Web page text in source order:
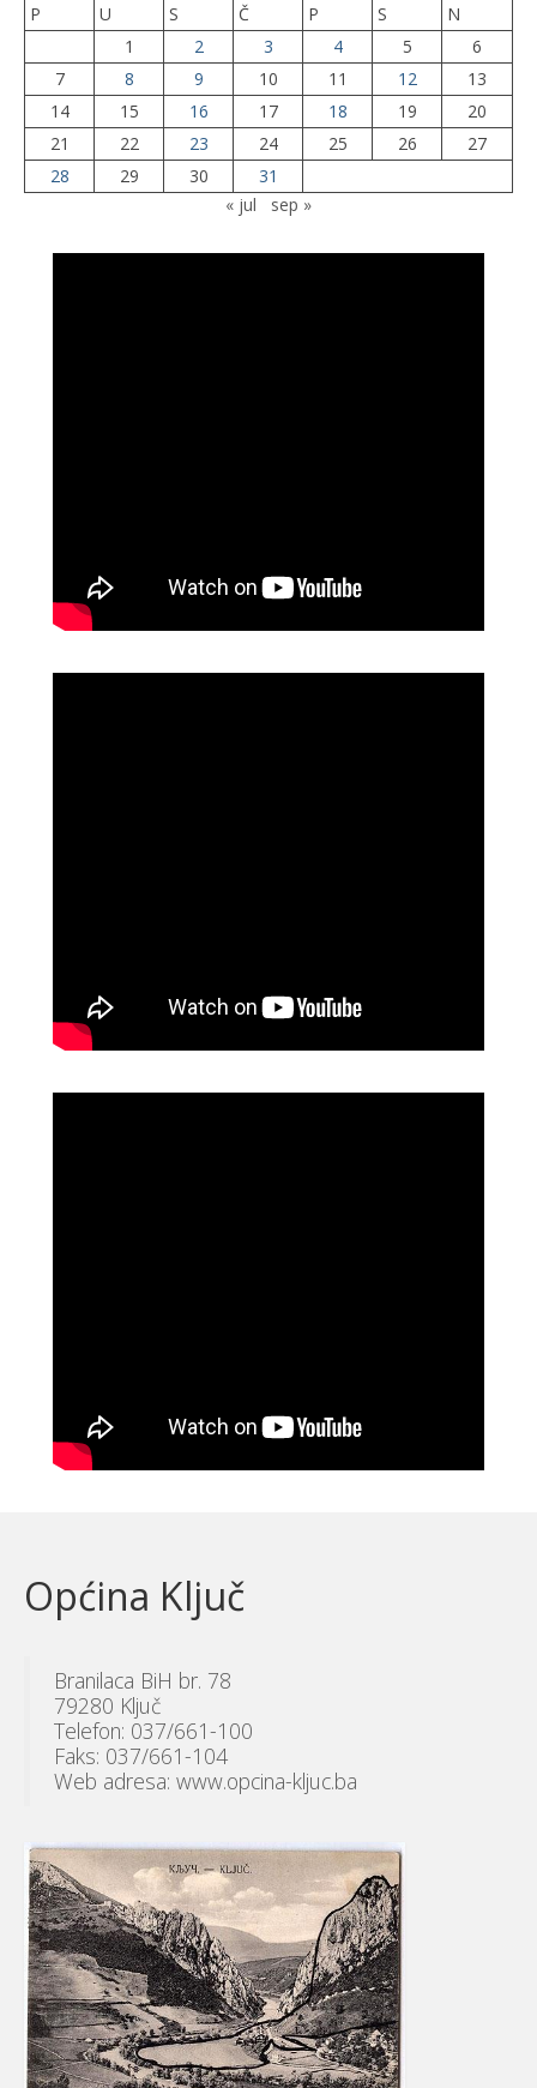
P
U S Č P S
N
1
2 3 4 5
6
7
8 9 10 11 12
13
14
15 16 17 18 19
20
21
22 23 24 25 26
27
28
29 30
31
« jul
sep »
Općina Ključ
Branilaca BiH br. 78
79280 Ključ
Telefon: 037/661-100
Faks: 037/661-104
Web adresa: www.opcina-kljuc.ba